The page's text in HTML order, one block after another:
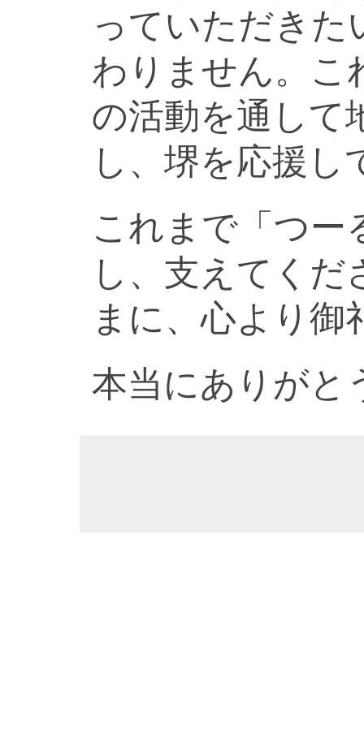
っていただきた
わりません。こ
の活動を通して
し、堺を応援し
これまで「つー
し、支えてく
まに、心より御
本当にありがと